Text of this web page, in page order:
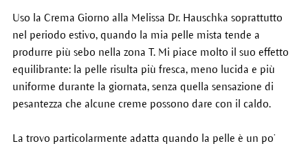
Uso la Crema Giorno alla Melissa Dr. Hauschka soprattutto
nel periodo estivo, quando la mia pelle mista tende a
produrre più sebo nella zona T. Mi piace molto il suo effetto
equilibrante: la pelle risulta più fresca, meno lucida e più
uniforme durante la giornata, senza quella sensazione di
pesantezza che alcune creme possono dare con il caldo.
La trovo particolarmente adatta quando la pelle è un po’